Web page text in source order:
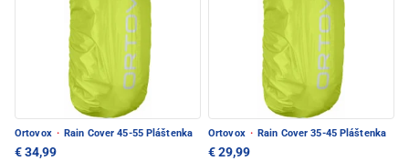
Ortovox · Rain Cover 45-55 Pláštenka
€ 34,99
Ortovox · Rain Cover 35-45 Pláštenka
€ 29,99